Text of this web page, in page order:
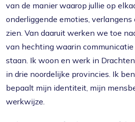
van de manier waarop jullie op
onderliggende emoties,
zien. Van daaruit werken we toe
van hechting waarin
staan. Ik woon en werk in
in drie noordelijke provincies. Ik
bepaalt mijn identiteit, mijn
werkwijze.